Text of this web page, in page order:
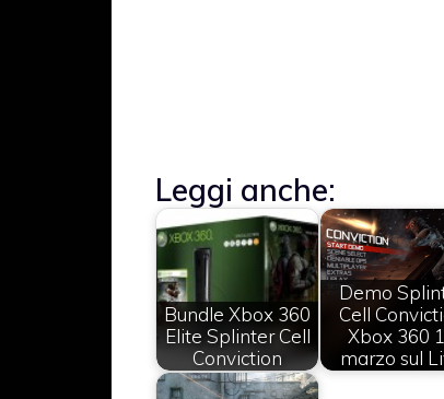
Leggi anche:
Bundle Xbox 360
Elite Splinter Cell
Conviction
Demo
Cell
Xbox 360
marzo sul